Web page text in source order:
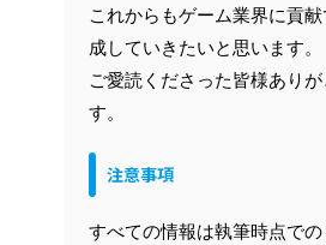
これからもゲーム業界に貢
成していきたいと思います。
ご愛読くださった皆様あり
す。
注意事項
すべての情報は執筆時点での